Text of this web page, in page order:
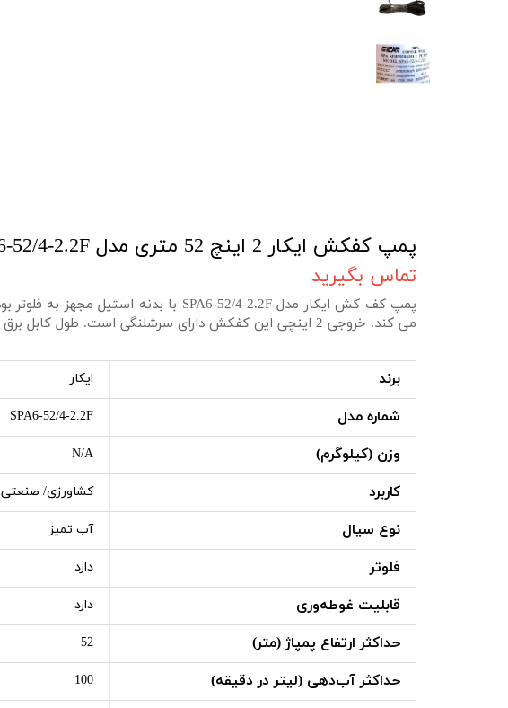
پمپ کفکش ایکار 2 اینچ 52 متری مدل SPA6-52/4-2.2F
تماس بگیرید
می کند. خروجی 2 اینچی این کفکش دارای سرشلنگی است. طول کابل برق حدود 12 متر می باشد.
برند ایکار
شماره مدل SPA6-52/4-2.2F
وزن (کیلوگرم) N/A
کاربرد کشاورزی/ صنعتی
نوع سیال آب تمیز
فلوتر دارد
قابلیت غوطه‌وری دارد
حداکثر ارتفاع پمپاژ (متر) 52
حداکثر آب‌دهی (لیتر در دقیقه) 100